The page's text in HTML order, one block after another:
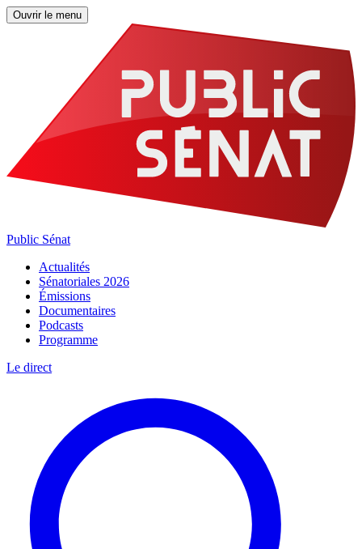
Ouvrir le menu
Public Sénat
Actualités
Sénatoriales 2026
Émissions
Documentaires
Podcasts
Programme
Le direct